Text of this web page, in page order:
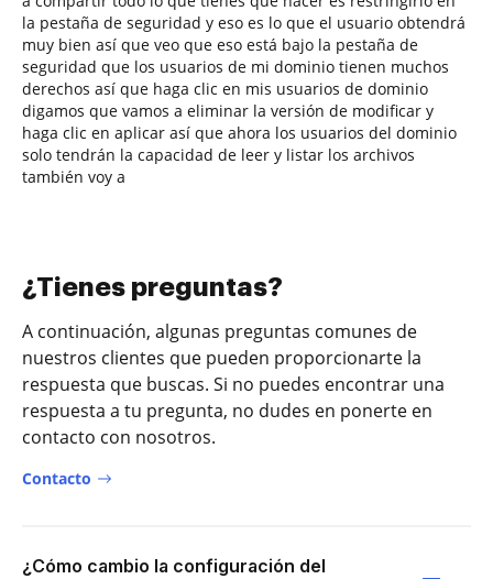
la pestaña de seguridad y eso es lo que el usuario obtendrá
muy bien así que veo que eso está bajo la pestaña de
seguridad que los usuarios de mi dominio tienen muchos
derechos así que haga clic en mis usuarios de dominio
digamos que vamos a eliminar la versión de modificar y
haga clic en aplicar así que ahora los usuarios del dominio
solo tendrán la capacidad de leer y listar los archivos
también voy a
¿Tienes preguntas?
A continuación, algunas preguntas comunes de
nuestros clientes que pueden proporcionarte la
respuesta que buscas. Si no puedes encontrar una
respuesta a tu pregunta, no dudes en ponerte en
contacto con nosotros.
Contacto
¿Cómo cambio la configuración del